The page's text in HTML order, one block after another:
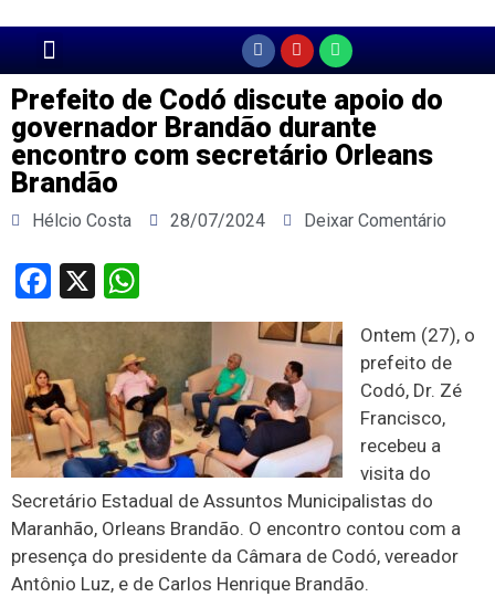
Prefeito de Codó discute apoio do
governador Brandão durante
encontro com secretário Orleans
Brandão
Hélcio Costa 28/07/2024 Deixar Comentário
Facebook
X
Ontem (27), o
prefeito de
Codó, Dr. Zé
Francisco,
recebeu a
visita do
Secretário Estadual de Assuntos Municipalistas do
Maranhão, Orleans Brandão. O encontro contou com a
presença do presidente da Câmara de Codó, vereador
Antônio Luz, e de Carlos Henrique Brandão.